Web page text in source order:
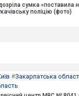
сумка «поставила
поліцію (фото)
#Закарпатська